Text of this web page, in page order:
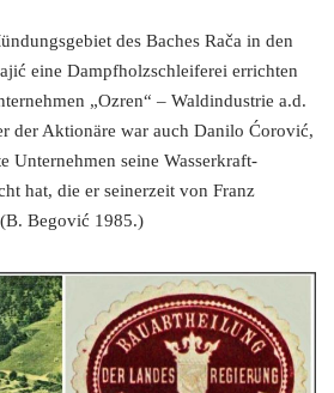
des Baches Rača in den
eine Dampfholzschleiferei errichten
„Ozren“ – Waldindustrie a.d.
der Aktionäre war auch Danilo Ćorović,
Unternehmen seine Wasserkraft-
hat, die er seinerzeit von Franz
Begović 1985.)